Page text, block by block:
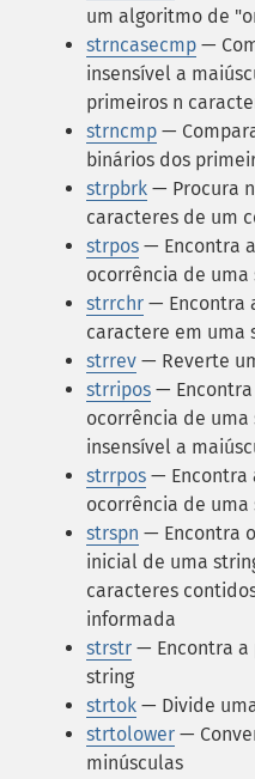
um algoritmo de
strncasecmp —
insensível a
primeiros n
strncmp —
binários dos
strpbrk — Procura
caracteres de um
strpos — Encontra
ocorrência de
strrchr — Encontra
caractere em uma
strrev — Reverte
strripos —
ocorrência de uma
insensível a
strrpos — Encontra
ocorrência de
strspn — Encontra
inicial de uma
caracteres
informada
strstr — Encontra a
string
strtok — Divide
strtolower —
minúsculas